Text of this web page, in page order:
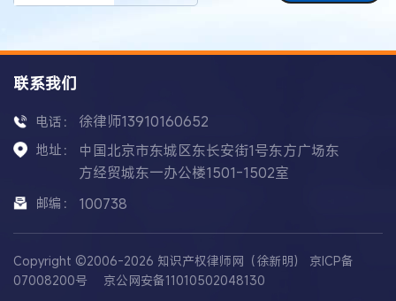
联系我们
电话： 徐律师13910160652
地址：
中国北京市东城区东长安街1号东方广场东
方经贸城东一办公楼1501-1502室
邮编： 100738
Copyright ©2006-2026 知识产权律师网（徐新明） 京ICP备
07008200号
京公网安备11010502048130